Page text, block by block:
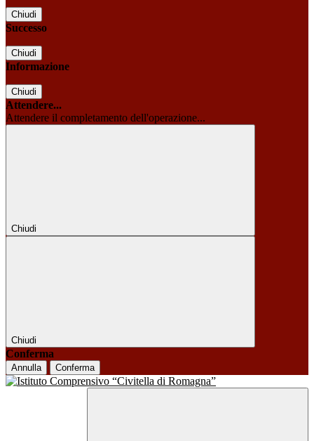
Chiudi
Successo
Chiudi
Informazione
Chiudi
Attendere...
Attendere il completamento dell'operazione...
Chiudi
Chiudi
Conferma
Annulla Conferma